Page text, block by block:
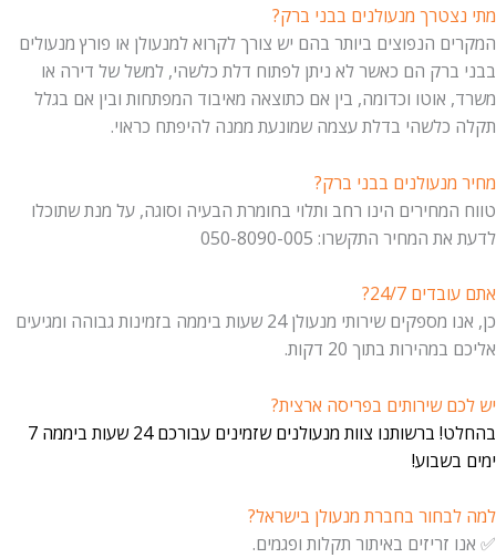
מתי נצטרך מנעולנים בבני ברק?
המקרים הנפוצים ביותר בהם יש צורך לקרוא למנעולן או פורץ מנעולים
בבני ברק הם כאשר לא ניתן לפתוח דלת כלשהי, למשל של דירה או
משרד, אוטו וכדומה, בין אם כתוצאה מאיבוד המפתחות ובין אם בגלל
תקלה כלשהי בדלת עצמה שמונעת ממנה להיפתח כראוי.
מחיר מנעולנים בבני ברק?
טווח המחירים הינו רחב ותלוי בחומרת הבעיה וסוגה, על מנת שתוכלו
לדעת את המחיר התקשרו: 050-8090-005
אתם עובדים 24/7?
כן, אנו מספקים שירותי מנעולן 24 שעות ביממה בזמינות גבוהה ומגיעים
אליכם במהירות בתוך 20 דקות.
יש לכם שירותים בפריסה ארצית?
בהחלט! ברשותנו צוות מנעולנים שזמינים עבורכם 24 שעות ביממה 7
ימים בשבוע!
למה לבחור בחברת מנעולן בישראל?
✅ אנו זריזים באיתור תקלות ופגמים.